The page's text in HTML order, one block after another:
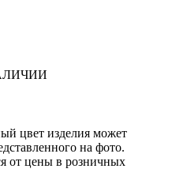
цвет изделия может
на фото.
от цены в розничных